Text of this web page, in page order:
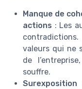
Manque de
actions : Les
valeurs qui ne
de
souffre.